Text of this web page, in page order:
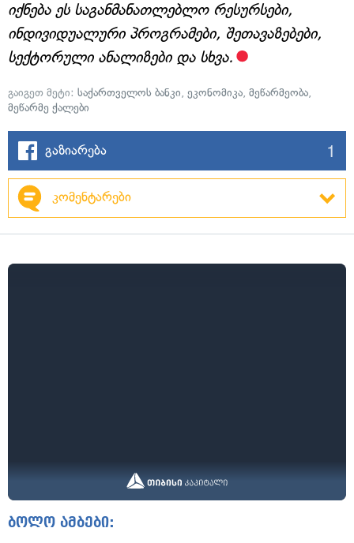
იქნება ეს საგანმანათლებლო რესურსები,
ინდივიდუალური პროგრამები, შეთავაზებები,
სექტორული ანალიზები და სხვა.
გაიგეთ მეტი: საქართველოს ბანკი, ეკონომიკა, მეწარმეობა,
მეწარმე ქალები
გაზიარება 1
კომენტარები
ბოლო ამბები: